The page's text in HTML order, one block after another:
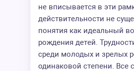
не вписывается в эти
действительности не
понятия как идеальный
рождения детей.
среди молодых и зрелых
одинаковой степени. Все